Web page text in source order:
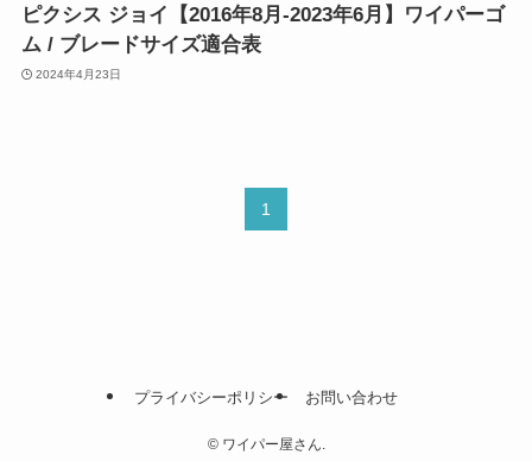
ピクシス ジョイ【2016年8月-2023年6月】ワイパーゴ
ム / ブレードサイズ適合表
2024年4月23日
1
プライバシーポリシー お問い合わせ
©ワイパー屋さん.